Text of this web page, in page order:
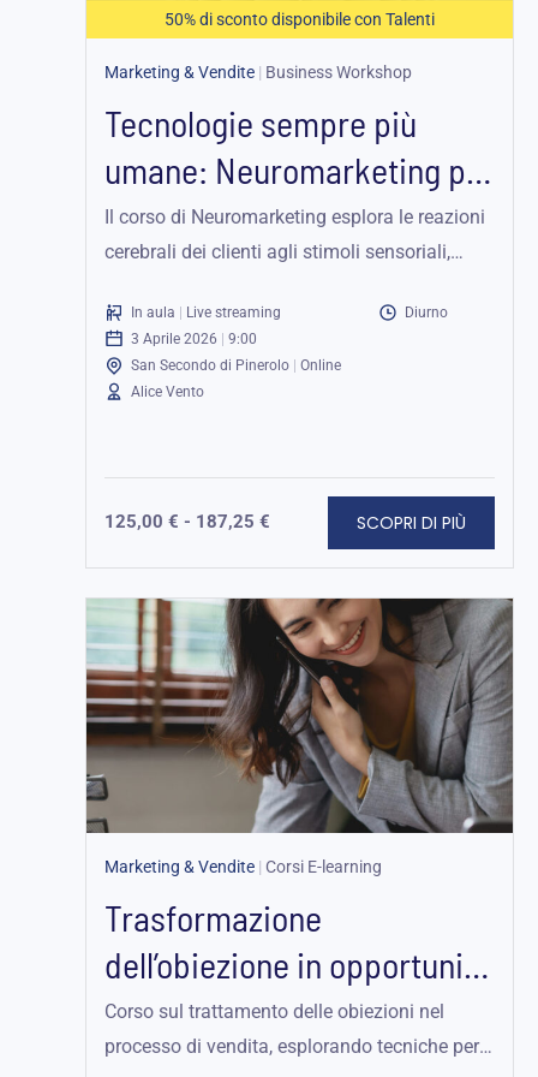
50% di sconto disponibile con Talenti
Marketing & Vendite | Business Workshop
Tecnologie sempre più
umane: Neuromarketing per
la content creation
Il corso di Neuromarketing esplora le reazioni
cerebrali dei clienti agli stimoli sensoriali,
strategie...
In aula Live streaming
Diurno
3 Aprile 2026
9:00
San Secondo di Pinerolo
Online
Alice Vento
125,00 € - 187,25 € SCOPRI DI PIÙ
Marketing & Vendite | Corsi E-learning
Trasformazione
dell’obiezione in opportunità
durante una vendita
telefonica
Corso sul trattamento delle obiezioni nel
processo di vendita, esplorando tecniche per